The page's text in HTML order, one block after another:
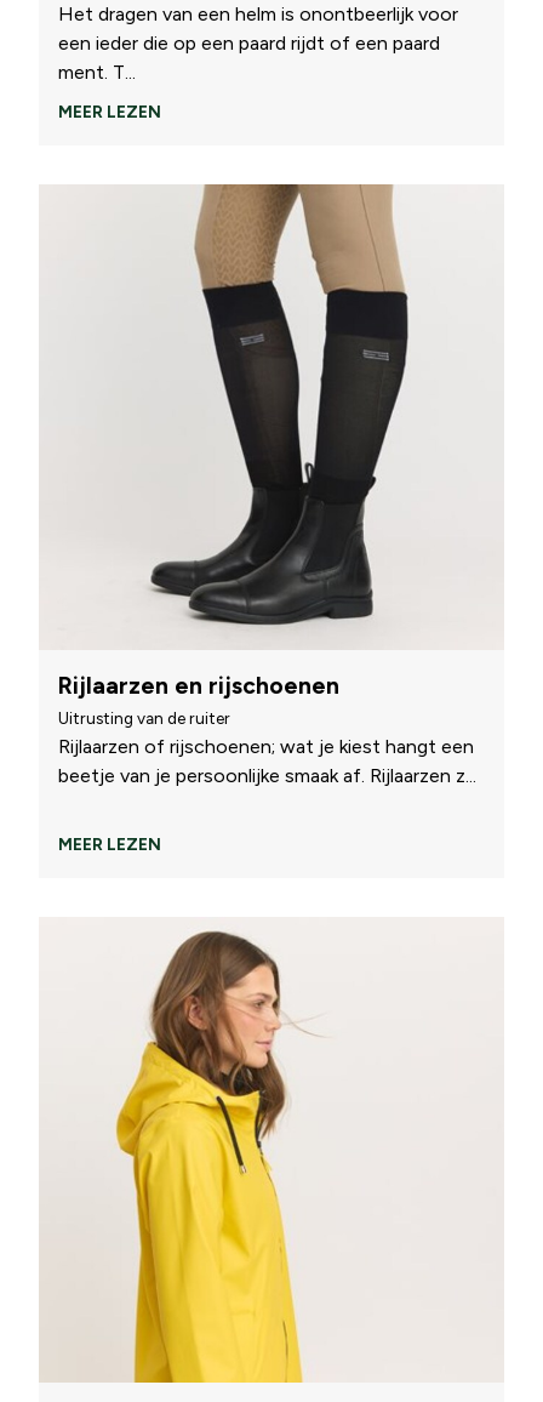
Het dragen van een helm is onontbeerlijk voor
een ieder die op een paard rijdt of een paard
ment. T...
MEER LEZEN
Rijlaarzen en rijschoenen
Uitrusting van de ruiter
Rijlaarzen of rijschoenen; wat je kiest hangt een
beetje van je persoonlijke smaak af. Rijlaarzen z...
MEER LEZEN